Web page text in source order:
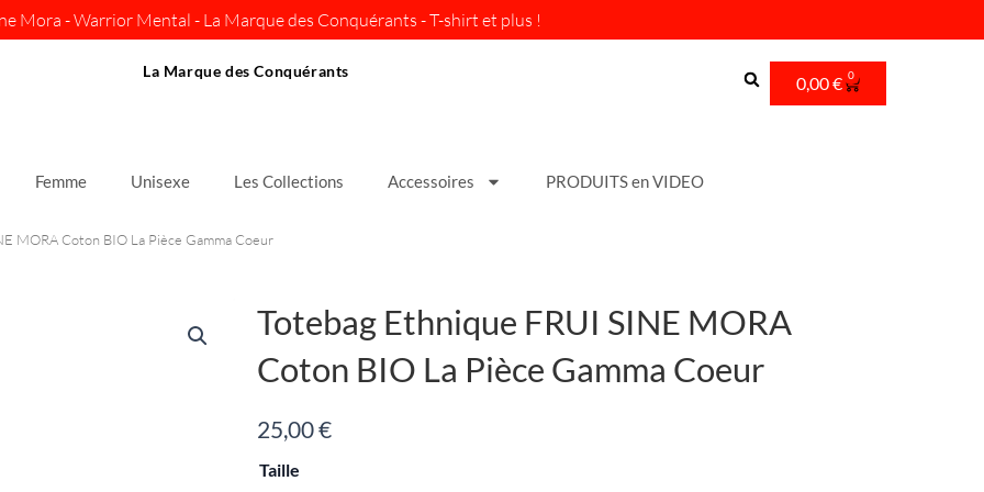
Mora - Warrior Mental - La Marque des Conquérants - T-shirt et plus !
La Marque des Conquérants
0,00€ 0
Cart
Femme Unisexe Les Collections Accessoires PRODUITS en VIDEO
MORA Coton BIO La Pièce Gamma Coeur
Totebag Ethnique FRUI SINE MORA
Coton BIO La Pièce Gamma Coeur
25,00€
Taille
quantité